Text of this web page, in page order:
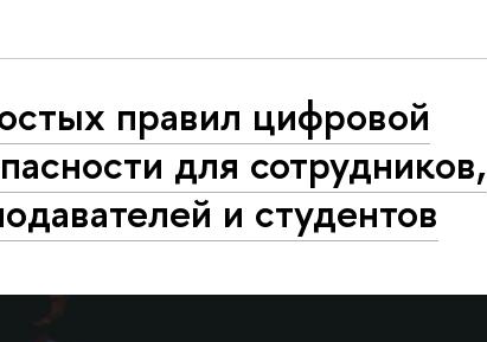
правил цифровой
для сотрудников,
и студентов